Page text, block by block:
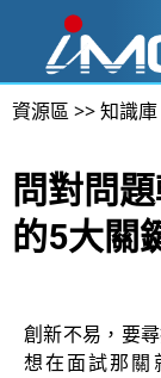
資源區>>知識庫
問對問
的5大關
創新不易，要
想在面試那關